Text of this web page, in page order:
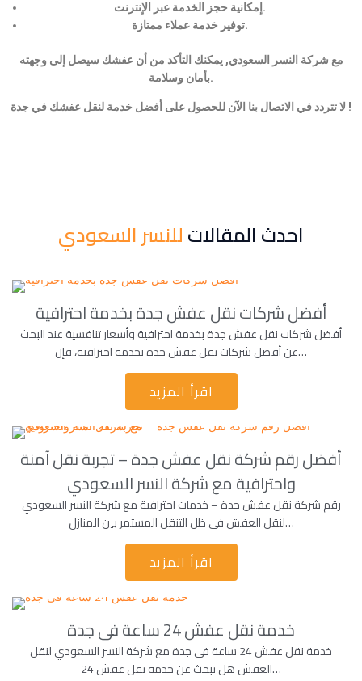
إمكانية حجز الخدمة عبر الإنترنت.
توفير خدمة عملاء ممتازة.
مع شركة النسر السعودي, يمكنك التأكد من أن عفشك سيصل إلى وجهته
بأمان وسلامة.
لا تتردد في الاتصال بنا الآن للحصول على أفضل خدمة لنقل عفشك في جدة !
احدث المقالاتللنسر السعودي
أفضل شركات نقل عفش جدة بخدمة احترافية
أفضل شركات نقل عفش جدة بخدمة احترافية وأسعار تنافسية عند البحث
عن أفضل شركات نقل عفش جدة بخدمة احترافية، فإن…
اقرأ المزيد
أفضل رقم شركة نقل عفش جدة – تجربة نقل آمنة
واحترافية مع شركة النسر السعودي
رقم شركة نقل عفش جدة – خدمات احترافية مع شركة النسر السعودي
لنقل العفش في ظل التنقل المستمر بين المنازل…
اقرأ المزيد
خدمة نقل عفش 24 ساعة فى جدة
خدمة نقل عفش 24 ساعة فى جدة مع شركة النسر السعودي لنقل
العفش هل تبحث عن خدمة نقل عفش 24…